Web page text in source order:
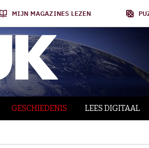
MIJN MAGAZINES LEZEN
GESCHIEDENIS LEES DIGITAAL